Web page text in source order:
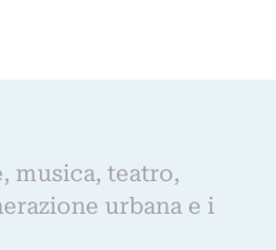
musica, teatro,
urbana e i